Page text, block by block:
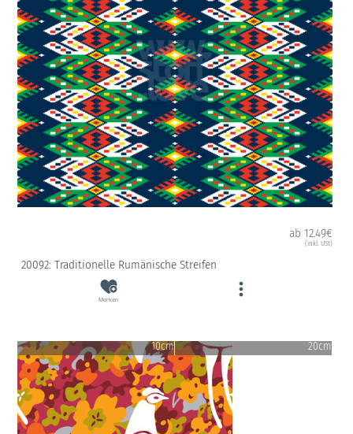
ab 12.49€
(inkl. USt)
20092: Traditionelle Rumänische Streifen
Merken
10cm 20cm